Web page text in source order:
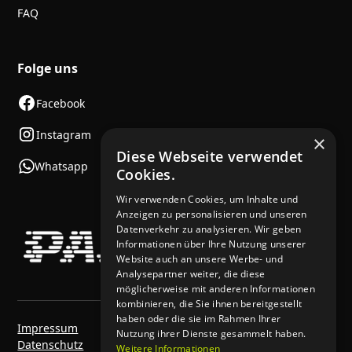
FAQ
Folge uns
Facebook
Instagram
Whatsapp
Impressum
Datenschutz
×
Diese Webseite verwendet
Cookies.
Wir verwenden Cookies, um Inhalte und
Anzeigen zu personalisieren und unseren
Datenverkehr zu analysieren. Wir geben
Informationen über Ihre Nutzung unserer
Website auch an unsere Werbe- und
Analysepartner weiter, die diese
möglicherweise mit anderen Informationen
kombinieren, die Sie ihnen bereitgestellt
haben oder die sie im Rahmen Ihrer
Nutzung ihrer Dienste gesammelt haben.
Weitere Informationen